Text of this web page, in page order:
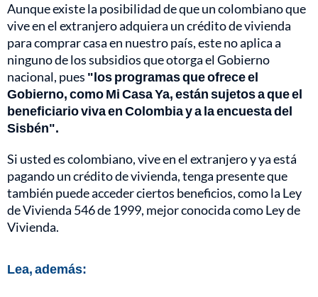
Aunque existe la posibilidad de que un colombiano que
vive en el extranjero adquiera un crédito de vivienda
para comprar casa en nuestro país, este no aplica a
ninguno de los subsidios que otorga el Gobierno
nacional, pues "los programas que ofrece el
Gobierno, como Mi Casa Ya, están sujetos a que el
beneficiario viva en Colombia y a la encuesta del
Sisbén".
Si usted es colombiano, vive en el extranjero y ya está
pagando un crédito de vivienda, tenga presente que
también puede acceder ciertos beneficios, como la Ley
de Vivienda 546 de 1999, mejor conocida como Ley de
Vivienda.
Lea, además: